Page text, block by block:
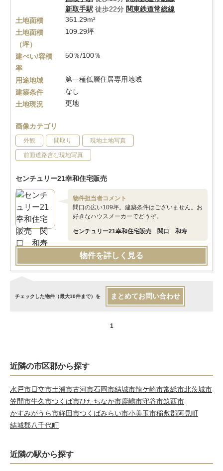
新取手駅 徒歩22分 関東鉄道常総線
土地面積
361.29m²
土地面積
（坪）
109.29坪
建ぺい/容積
率
50％/100％
用途地域
第一種低層住居専用地域
建築条件
なし
土地現況
更地
画像カテゴリ
外観 間取り 現地土地写真
前面道路含む現地写真
センチュリー21幸和住宅販売
物件担当者コメント
間口の広い109坪。建築条件はございません。お
好きなハウスメーカーでどうぞ。
センチュリー21幸和住宅販売 関口 和寿
物件を詳しく見る
チェックした物件（最大10件まで）を まとめてお問い合わせ
1
近隣の市区郡から探す
水戸市日立市土浦市古河市石岡市結城市龍ケ崎市常総市北茨城市
笠間市牛久市つくば市ひたちなか市鹿嶋市守谷市筑西市
かすみがうら市鉾田市つくばみらい市小美玉市稲敷郡阿見町
結城郡八千代町
近隣の駅から探す